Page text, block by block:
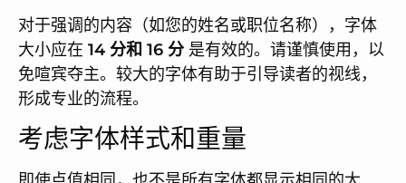
对于强调的内容（如您的姓名或职位名称），字体
大小应在 14 分和 16 分 是有效的。请谨慎使用，以
免喧宾夺主。较大的字体有助于引导读者的视线，
形成专业的流程。
考虑字体样式和重量